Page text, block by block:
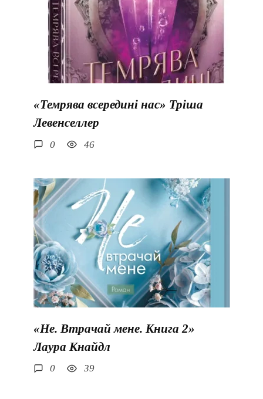
«Темрява всередині нас» Тріша
Левенселлер
0 46
«Не. Втрачай мене. Книга 2»
Лаура Кнайдл
0 39